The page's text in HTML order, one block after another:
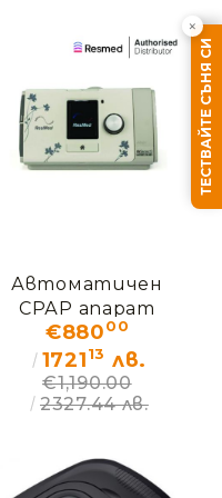
Автоматичен
СРАР апарат
ResMed AirSense 10
AutoSet For Her
€88000
172113 лв.
€1,190.00
2327.44 лв.
ТЕСТВАЙТЕ СЪНЯ СИ
×